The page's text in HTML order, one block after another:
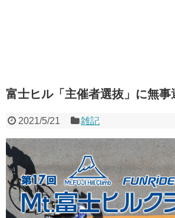
富士ヒル「主催者選抜」に無事
2021/5/21 雑記